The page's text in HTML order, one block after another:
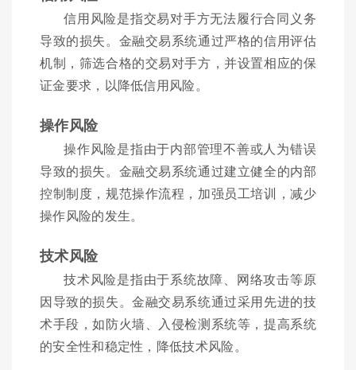
信用风险是指交易对手方无法履行合同义务
导致的损失。金融交易系统通过严格的信用评估
机制，筛选合格的交易对手方，并设置相应的保
证金要求，以降低信用风险。
操作风险
操作风险是指由于内部管理不善或人为错误
导致的损失。金融交易系统通过建立健全的内部
控制制度，规范操作流程，加强员工培训，减少
操作风险的发生。
技术风险
技术风险是指由于系统故障、网络攻击等原
因导致的损失。金融交易系统通过采用先进的技
术手段，如防火墙、入侵检测系统等，提高系统
的安全性和稳定性，降低技术风险。